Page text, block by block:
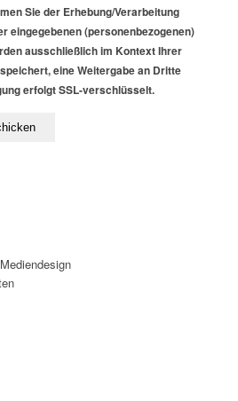
Sie der Erhebung/Verarbeitung
eingegebenen (personenbezogenen)
ausschließlich im Kontext Ihrer
eine Weitergabe an Dritte
erfolgt SSL-verschlüsselt.